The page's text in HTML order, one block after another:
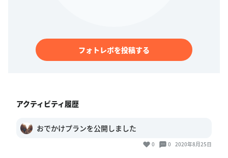
フォトレポを投稿する
アクティビティ履歴
おでかけプランを公開しました
0 0 2020年8月25日